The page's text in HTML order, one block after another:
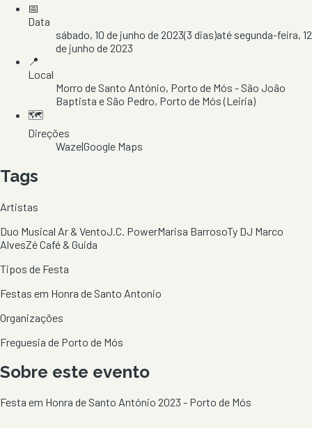
📅
Data
sábado, 10 de junho de 2023(3 dias)até segunda-feira, 12
de junho de 2023
📍
Local
Morro de Santo António, Porto de Mós - São João
Baptista e São Pedro, Porto de Mós(Leiria)
🗺️
Direções
Waze|Google Maps
Tags
Artistas
Duo Musical Ar & VentoJ.C. PowerMarisa BarrosoTy DJ Marco
AlvesZé Café & Guida
Tipos de Festa
Festas em Honra de Santo Antonio
Organizações
Freguesia de Porto de Mós
Sobre este evento
Festa em Honra de Santo António 2023 - Porto de Mós